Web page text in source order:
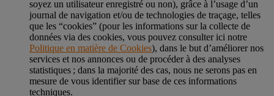
soyez un utilisateur enregistré ou non), grâce à l’usage d’un
journal de navigation et/ou de technologies de traçage, telles
que les “cookies” (pour les informations sur la collecte de
données via des cookies, vous pouvez consulter ici notre
Politique en matière de Cookies), dans le but d’améliorer nos
services et nos annonces ou de procéder à des analyses
statistiques ; dans la majorité des cas, nous ne serons pas en
mesure de vous identifier sur base de ces informations
techniques.